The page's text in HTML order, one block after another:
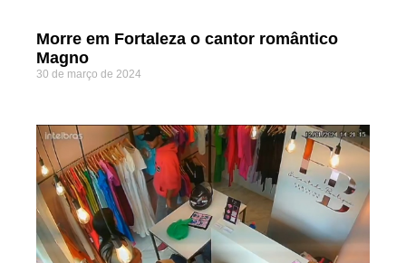
Morre em Fortaleza o cantor romântico
Magno
30 de março de 2024